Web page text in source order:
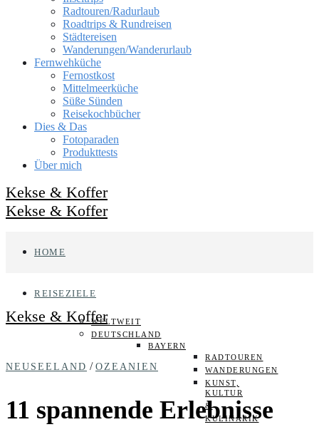
Radtouren/Radurlaub
Roadtrips & Rundreisen
Städtereisen
Wanderungen/Wanderurlaub
Fernwehküche
Fernostkost
Mittelmeerküche
Süße Sünden
Reisekochbücher
Dies & Das
Fotoparaden
Produkttests
Über mich
Kekse & Koffer
Kekse & Koffer
HOME
REISEZIELE
WELTWEIT
DEUTSCHLAND
BAYERN
RADTOUREN
WANDERUNGEN
KUNST,
KULTUR
&
KULINARIK
Kekse & Koffer
NEUSEELAND / OZEANIEN
11 spannende Erlebnisse